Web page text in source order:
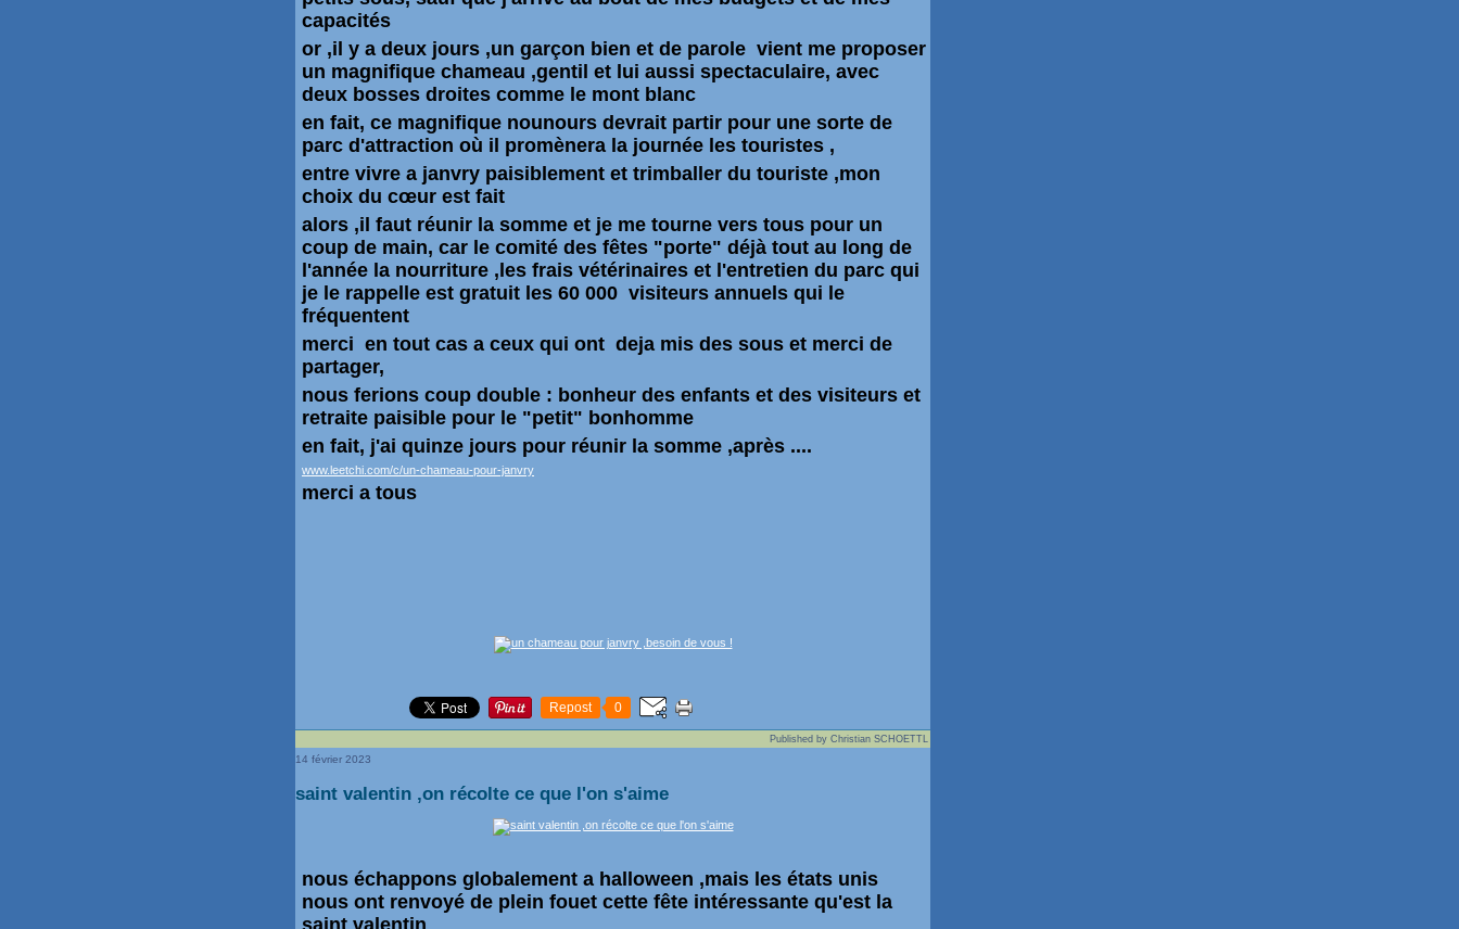
capacités
or ,il y a deux jours ,un garçon bien et de parole vient me proposer
un magnifique chameau ,gentil et lui aussi spectaculaire, avec
deux bosses droites comme le mont blanc
en fait, ce magnifique nounours devrait partir pour une sorte de
parc d'attraction où il promènera la journée les touristes ,
entre vivre a janvry paisiblement et trimballer du touriste ,mon
choix du cœur est fait
alors ,il faut réunir la somme et je me tourne vers tous pour un
coup de main, car le comité des fêtes "porte" déjà tout au long de
l'année la nourriture ,les frais vétérinaires et l'entretien du parc qui
je le rappelle est gratuit les 60 000 visiteurs annuels qui le
fréquentent
merci en tout cas a ceux qui ont deja mis des sous et merci de
partager,
nous ferions coup double : bonheur des enfants et des visiteurs et
retraite paisible pour le "petit" bonhomme
en fait, j'ai quinze jours pour réunir la somme ,après ....
www.leetchi.com/c/un-chameau-pour-janvry
merci a tous
Repost 0
Published by Christian SCHOETTL
14 février 2023
saint valentin ,on récolte ce que l'on s'aime
nous échappons globalement a halloween ,mais les états unis
nous ont renvoyé de plein fouet cette fête intéressante qu'est la
saint valentin